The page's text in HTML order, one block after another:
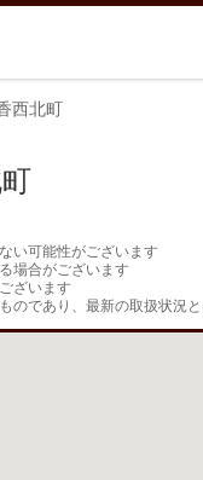
西北町
い可能性がございます
場合がございます
ざいます
のであり、最新の取扱状況